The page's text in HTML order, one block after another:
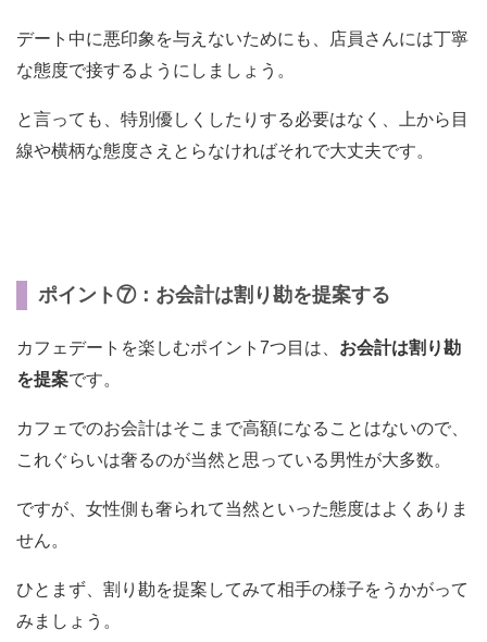
デート中に悪印象を与えないためにも、店員さんには丁寧
な態度で接するようにしましょう。
と言っても、特別優しくしたりする必要はなく、上から目
線や横柄な態度さえとらなければそれで大丈夫です。
ポイント⑦：お会計は割り勘を提案する
カフェデートを楽しむポイント7つ目は、 お会計は割り勘
を提案です。
カフェでのお会計はそこまで高額になることはないので、
これぐらいは奢るのが当然と思っている男性が大多数。
ですが、女性側も奢られて当然といった態度はよくありま
せん。
ひとまず、割り勘を提案してみて相手の様子をうかがって
みましょう。